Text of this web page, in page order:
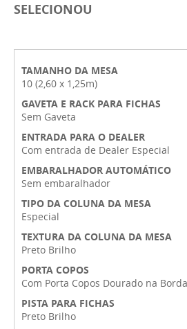
SELECIONOU
TAMANHO DA MESA
10 (2,60 x 1,25m)
GAVETA E RACK PARA FICHAS
Sem Gaveta
ENTRADA PARA O DEALER
Com entrada de Dealer Especial
EMBARALHADOR AUTOMÁTICO
Sem embaralhador
TIPO DA COLUNA DA MESA
Especial
TEXTURA DA COLUNA DA MESA
Preto Brilho
PORTA COPOS
Com Porta Copos Dourado na Borda
PISTA PARA FICHAS
Preto Brilho